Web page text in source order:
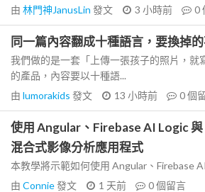
由 林門神JanusLin 發文 3 小時前 0
同一篇內容翻成十種語言，要換掉
我們做的是一套「上傳一張孩子的照片，就
的產品，內容要以十種語...
由 lumorakids 發文 13 小時前 0個
使用 Angular、Firebase AI Logic
混合式影像分析應用程式
本教學將示範如何使用 Angular、Firebase
由 Connie發文 1 天前 0個留言